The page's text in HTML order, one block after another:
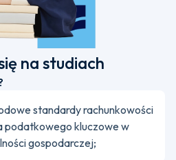
na studiach
standardy rachunkowości
podatkowego kluczowe w
gospodarczej;